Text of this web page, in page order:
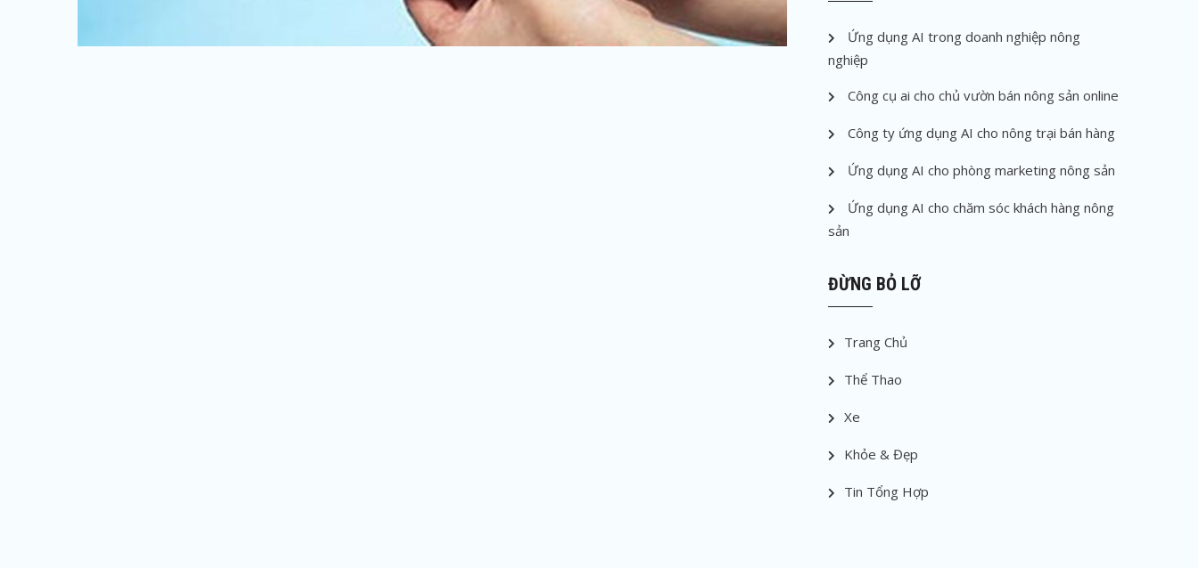
Ứng dụng AI trong doanh nghiệp nông
nghiệp
Công cụ ai cho chủ vườn bán nông sản online
Công ty ứng dụng AI cho nông trại bán hàng
Ứng dụng AI cho phòng marketing nông sản
Ứng dụng AI cho chăm sóc khách hàng nông
sản
ĐỪNG BỎ LỠ
Trang Chủ
Thể Thao
Xe
Khỏe & Đẹp
Tin Tổng Hợp